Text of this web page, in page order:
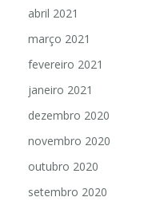
abril 2021
março 2021
fevereiro 2021
janeiro 2021
dezembro 2020
novembro 2020
outubro 2020
setembro 2020